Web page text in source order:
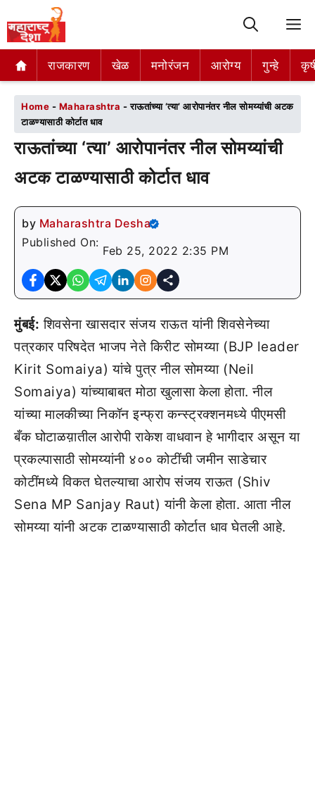
राजकारण खेळ मनोरंजन आरोग्य गुन्हे
राजकारण खेळ मनोरंजन आरोग्य गुन्हे
Home - Maharashtra -राऊतांच्या ‘त्या’ आरोपानंतर नील सोमय्यांची अटक
टाळण्यासाठी कोर्टात धाव
राऊतांच्या ‘त्या’ आरोपानंतर नील सोमय्यांची
अटक टाळण्यासाठी कोर्टात धाव
by Maharashtra Desha
Published On:
Feb 25, 2022 2:35 PM
मुंबई: शिवसेना खासदार संजय राऊत यांनी शिवसेनेच्या
पत्रकार परिषदेत भाजप नेते किरीट सोमय्या (BJP leader
Kirit Somaiya) यांचे पुत्र नील सोमय्या (Neil
Somaiya) यांच्याबाबत मोठा खुलासा केला होता. नील
यांच्या मालकीच्या निकॉन इन्फ्रा कन्स्ट्रक्शनमध्ये पीएमसी
बँक घोटाळय़ातील आरोपी राकेश वाधवान हे भागीदार असून या
प्रकल्पासाठी सोमय्यांनी ४०० कोटींची जमीन साडेचार
कोटींमध्ये विकत घेतल्याचा आरोप संजय राऊत (Shiv
Sena MP Sanjay Raut) यांनी केला होता. आता नील
सोमय्या यांनी अटक टाळण्यासाठी कोर्टात धाव घेतली आहे.